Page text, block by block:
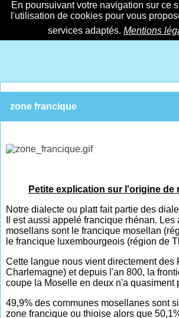
En poursuivant votre navigation sur ce
l'utilisation de cookies pour vous
services adaptés. Mentions
zone francique
Petite explication sur l'origine de
Notre dialecte ou platt fait partie des
Il est aussi appelé francique rhénan.
mosellans sont le francique mosellan
le francique luxembourgeois (région de
Cette langue nous vient directement des
Charlemagne) et depuis l'an 800, la
coupe la Moselle en deux n'a quasiment
49,9% des communes mosellanes sont
zone francique ou thioise alors que